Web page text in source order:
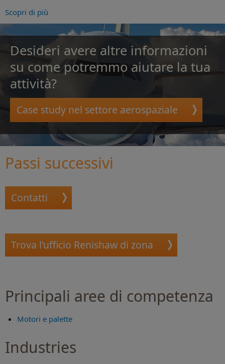
Scopri di più
Desideri avere altre informazioni
su come potremmo aiutare la tua
attività?
Case study nel settore aerospaziale
Passi successivi
Contatti
Trova l'ufficio Renishaw di zona
Principali aree di competenza
Motori e palette
Industries